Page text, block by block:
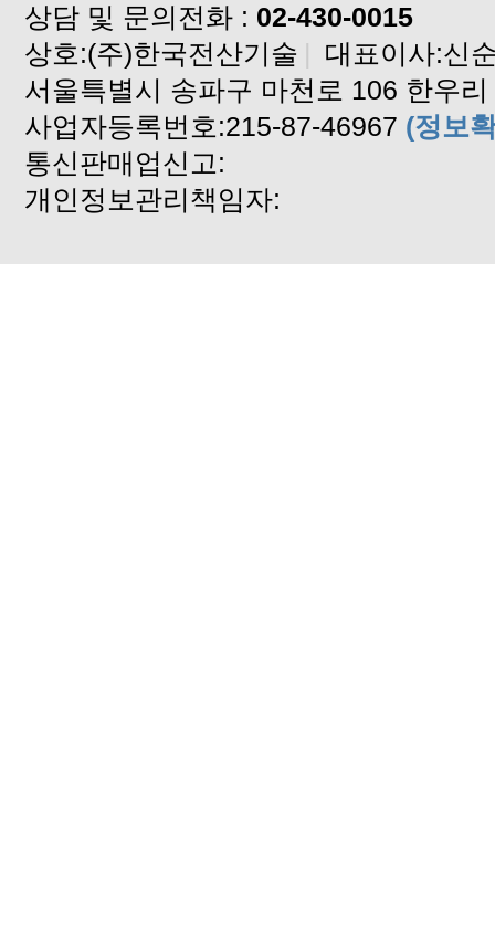
프리미엄서비스 사용 신청서
xperp엑셀파일(관리비파일) 다운
한국전력 대행업체 변경 신청서
xperp사용자등록요청서 양식입
연말정산 교육안내 공문.
공동주택전산관리실적증명서
상담 및 문의전화 : 02-430-0015
상호:(주)한국전산기술 | 대표이사:신
서울특별시 송파구 마천로 106 한우
사업자등록번호:215-87-46967 (정보
통신판매업신고:
개인정보관리책임자: